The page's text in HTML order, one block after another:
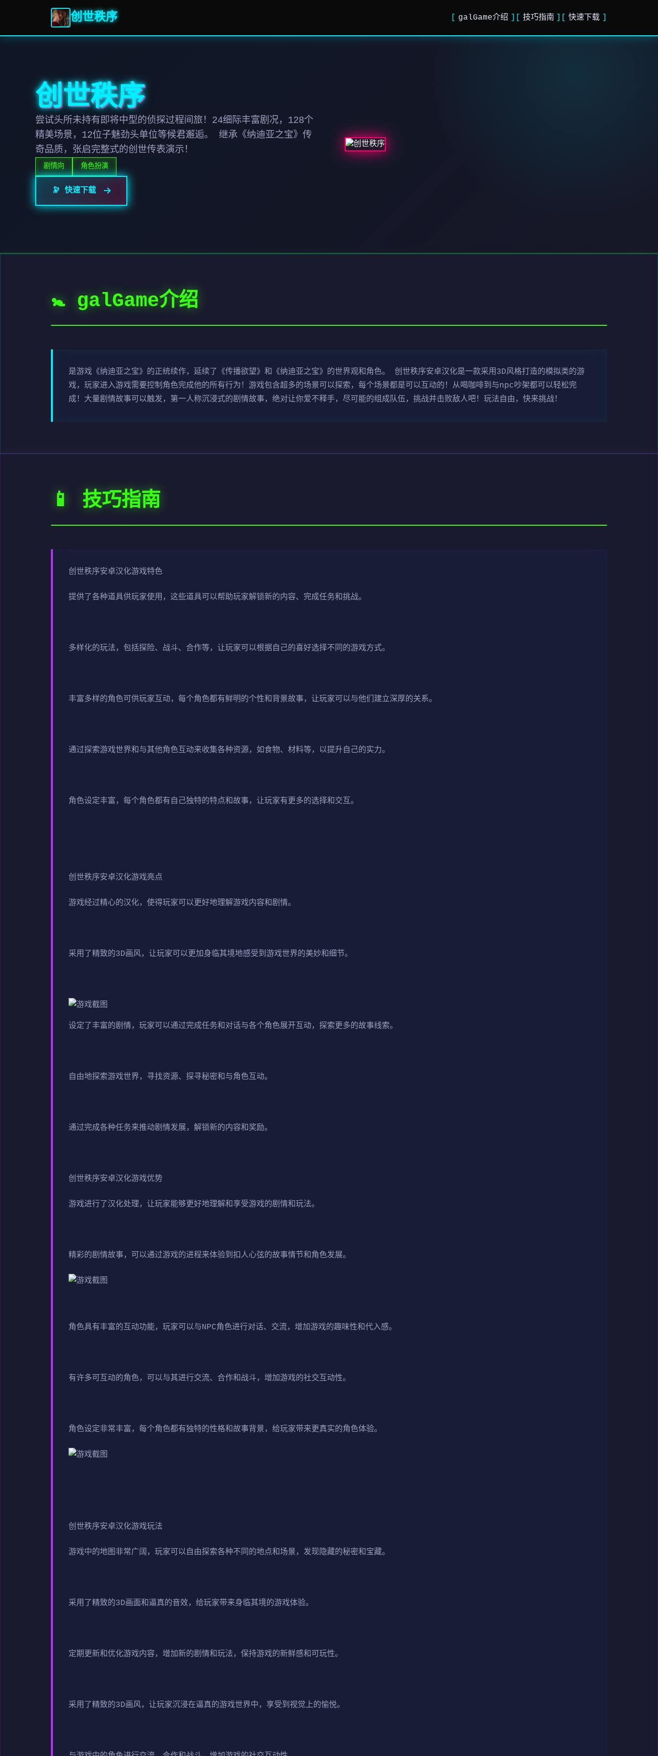
创世秩序 galGame介绍 技巧指南 快速下载
创世秩序
尝试头所未持有即将中型的侦探过程间旅！24细际丰富剧况，128个
精美场景，12位子魅劲头单位等候君邂逅。 继承《纳迪亚之宝》传
奇品质，张启完整式的创世传表演示！
剧情向 角色扮演
🔭 快速下载
🚼 galGame介绍
是游戏《纳迪亚之宝》的正统续作，延续了《传播欲望》和《纳迪亚之宝》的世界观和角色。 创世秩序安卓汉化是一款采用3D风格打造的模拟类的游
戏，玩家进入游戏需要控制角色完成他的所有行为！游戏包含超多的场景可以探索，每个场景都是可以互动的！从喝咖啡到与npc吵架都可以轻松完
成！大量剧情故事可以触发，第一人称沉浸式的剧情故事，绝对让你爱不释手，尽可能的组成队伍，挑战并击败敌人吧！玩法自由，快来挑战！
📱 技巧指南
创世秩序安卓汉化游戏特色
提供了各种道具供玩家使用，这些道具可以帮助玩家解锁新的内容、完成任务和挑战。
多样化的玩法，包括探险、战斗、合作等，让玩家可以根据自己的喜好选择不同的游戏方式。
丰富多样的角色可供玩家互动，每个角色都有鲜明的个性和背景故事，让玩家可以与他们建立深厚的关系。
通过探索游戏世界和与其他角色互动来收集各种资源，如食物、材料等，以提升自己的实力。
角色设定丰富，每个角色都有自己独特的特点和故事，让玩家有更多的选择和交互。
创世秩序安卓汉化游戏亮点
游戏经过精心的汉化，使得玩家可以更好地理解游戏内容和剧情。
采用了精致的3D画风，让玩家可以更加身临其境地感受到游戏世界的美妙和细节。
设定了丰富的剧情，玩家可以通过完成任务和对话与各个角色展开互动，探索更多的故事线索。
自由地探索游戏世界，寻找资源、探寻秘密和与角色互动。
通过完成各种任务来推动剧情发展，解锁新的内容和奖励。
创世秩序安卓汉化游戏优势
游戏进行了汉化处理，让玩家能够更好地理解和享受游戏的剧情和玩法。
精彩的剧情故事，可以通过游戏的进程来体验到扣人心弦的故事情节和角色发展。
角色具有丰富的互动功能，玩家可以与NPC角色进行对话、交流，增加游戏的趣味性和代入感。
有许多可互动的角色，可以与其进行交流、合作和战斗，增加游戏的社交互动性。
角色设定非常丰富，每个角色都有独特的性格和故事背景，给玩家带来更真实的角色体验。
创世秩序安卓汉化游戏玩法
游戏中的地图非常广阔，玩家可以自由探索各种不同的地点和场景，发现隐藏的秘密和宝藏。
采用了精致的3D画面和逼真的音效，给玩家带来身临其境的游戏体验。
定期更新和优化游戏内容，增加新的剧情和玩法，保持游戏的新鲜感和可玩性。
采用了精致的3D画风，让玩家沉浸在逼真的游戏世界中，享受到视觉上的愉悦。